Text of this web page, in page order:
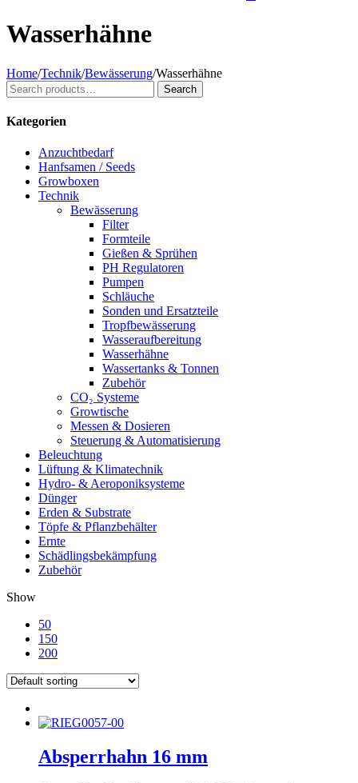
Wasserhähne
Home/Technik/Bewässerung/Wasserhähne
Search
for:
Search
Kategorien
Anzuchtbedarf
Hanfsamen / Seeds
Growboxen
Technik
Bewässerung
Filter
Formteile
Gießen & Sprühen
PH Regulatoren
Pumpen
Schläuche
Sonden und Ersatzteile
Tropfbewässerung
Wasseraufbereitung
Wasserhähne
Wassertanks & Tonnen
Zubehör
CO₂ Systeme
Growtische
Messen & Dosieren
Steuerung & Automatisierung
Beleuchtung
Lüftung & Klimatechnik
Hydro- & Aeroponiksysteme
Dünger
Erden & Substrate
Töpfe & Pflanzbehälter
Ernte
Schädlingsbekämpfung
Zubehör
Show
50
150
200
Absperrhahn 16 mm